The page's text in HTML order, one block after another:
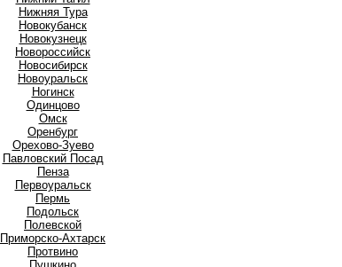
Нижняя Тура
Новокубанск
Новокузнецк
Новороссийск
Новосибирск
Новоуральск
Ногинск
Одинцово
Омск
Оренбург
Орехово-Зуево
Павловский Посад
Пенза
Первоуральск
Пермь
Подольск
Полевской
Приморско-Ахтарск
Протвино